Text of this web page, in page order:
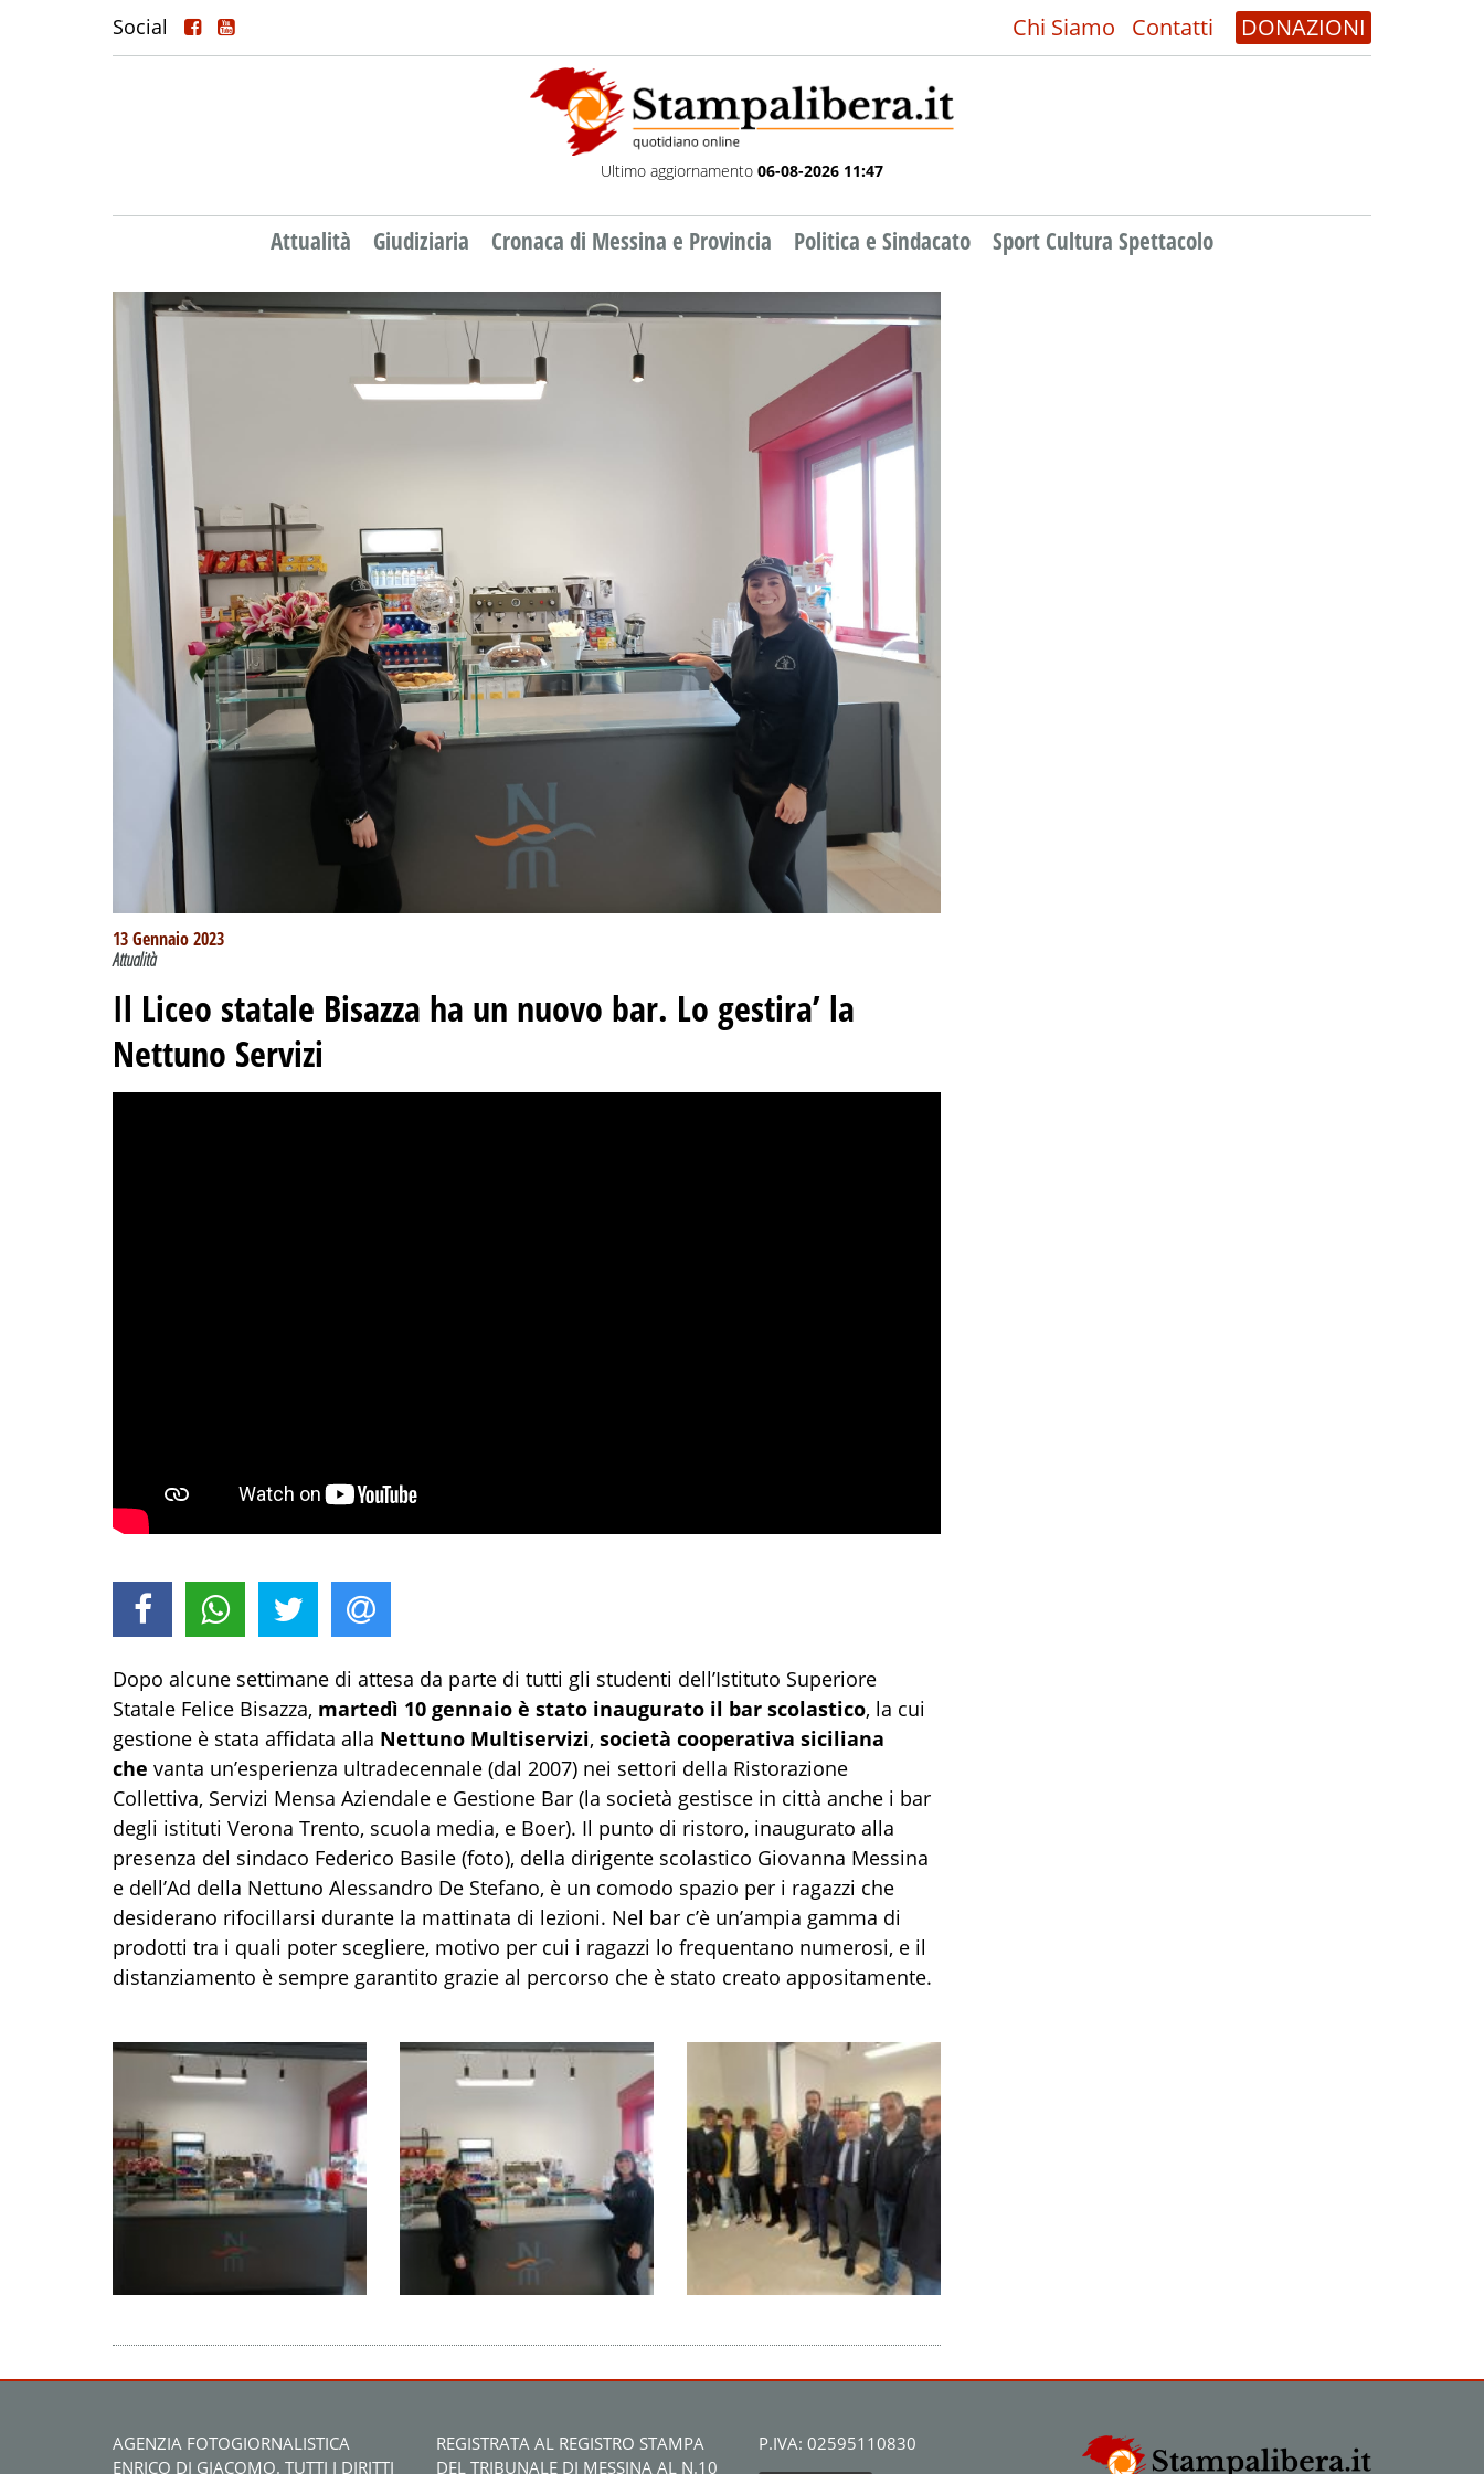
Social Chi Siamo Contatti DONAZIONI
Ultimo aggiornamento 06-08-2026 11:47
Attualità Giudiziaria Cronaca di Messina e Provincia Politica e Sindacato Sport Cultura Spettacolo
13 Gennaio 2023
Attualità
Il Liceo statale Bisazza ha un nuovo bar. Lo gestira’ la
Nettuno Servizi
Dopo alcune settimane di attesa da parte di tutti gli studenti dell’Istituto Superiore
Statale Felice Bisazza, martedì 10 gennaio è stato inaugurato il bar scolastico, la cui
gestione è stata affidata alla Nettuno Multiservizi, società cooperativa siciliana
che vanta un’esperienza ultradecennale (dal 2007) nei settori della Ristorazione
Collettiva, Servizi Mensa Aziendale e Gestione Bar (la società gestisce in città anche i bar
degli istituti Verona Trento, scuola media, e Boer). Il punto di ristoro, inaugurato alla
presenza del sindaco Federico Basile (foto), della dirigente scolastico Giovanna Messina
e dell’Ad della Nettuno Alessandro De Stefano, è un comodo spazio per i ragazzi che
desiderano rifocillarsi durante la mattinata di lezioni. Nel bar c’è un’ampia gamma di
prodotti tra i quali poter scegliere, motivo per cui i ragazzi lo frequentano numerosi, e il
distanziamento è sempre garantito grazie al percorso che è stato creato appositamente.
AGENZIA FOTOGIORNALISTICA
ENRICO DI GIACOMO. TUTTI I DIRITTI
REGISTRATA AL REGISTRO STAMPA
DEL TRIBUNALE DI MESSINA AL N.10
P.IVA: 02595110830